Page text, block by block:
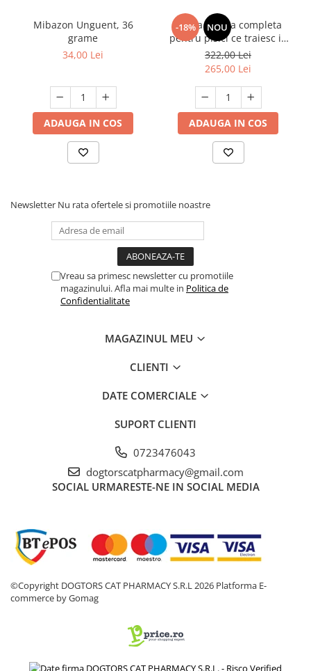
Mibazon Unguent, 36
grame
34,00 Lei
ADAUGA IN COS
-18% NOU
Hrana uscata completa
pentru pisici ce traiesc in
casa, Club 4 Paws Premium
Indoor, 14kg
322,00 Lei
265,00 Lei
ADAUGA IN COS
Newsletter Nu rata ofertele si promotiile noastre
Vreau sa primesc newsletter cu promotiile
magazinului. Afla mai multe in Politica de
Confidentialitate
MAGAZINUL MEU
CLIENTI
DATE COMERCIALE
SUPORT CLIENTI
0723476043
dogtorscatpharmacy@gmail.com
SOCIAL URMARESTE-NE IN SOCIAL MEDIA
©Copyright DOGTORS CAT PHARMACY S.R.L 2026 Platforma E-
commerce by Gomag